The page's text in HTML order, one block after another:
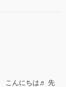
こんにちは♬ 先